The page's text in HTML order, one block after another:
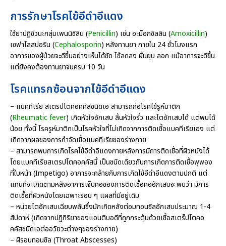
การรักษาโรคไข้อีดำอีแดง
ใช้ยาปฏิชีวนะกลุ่มเพนนิซิลิน (Penicillin) เช่น อะม็อกซิลลิน (Amoxicillin)
เซฟาโลสปอริน (Cephalosporin) หลังทานยา ภายใน 24 ชั่วโมงแรก
อาการของผู้ป่วยจะดีขึ้นอย่างเห็นได้ชัด ไข้ลดลง ผื่นยุบ ลอก แม้อาการจะดีขึ้น
แต่ยังคงต้องทานยาจนครบ 10 วัน
โรคแทรกซ้อนจากไข้อีดำอีแดง
– แบคทีเรีย สเตรปโตคอคคัสชนิดเอ สามารถก่อโรคไข้รูห์มาติก
(Rheumatic fever) เกิดหัวใจอักเสบ ลิ้นหัวใจรั่ว และไตอักเสบได้ แต่พบได้
น้อย ทั้งนี้ โรครูห์มาติกเป็นโรคหัวใจที่ไม่เกิดจากการติดเชื้อแบคทีเรียเอง แต่
เกิดจากผลของการกำจัดเชื้อแบคทีเรียของร่างกาย
– สามารถพบการเกิดโรคไข้อีดำอีแดงภายหลังการมีการติดเชื้อที่ผิวหนังได้
โดยแบคทีเรียสเตรปโตคอคคัสนี้ เป็นชนิดเดียวกับการเกิดการติดเชื้อพุพอง
ที่ใบหน้า (Impetigo) อาการจะคล้ายกับการเกิดไข้อีดำอีแดงตามปกติ แต่
แทนที่จะเกิดตามหลังอาการเจ็บคอของการติดเชื้อคออักเสบจะพบว่า มีการ
ติดเชื้อที่ผิวหนังโดยเฉพาะรอบ ๆ แผลที่มีอยู่เดิม
– หน่วยไตอักเสบเฉียบพลันซึ่งมักเกิดหลังต่อมทอนซิลอักเสบประมาณ 1-4
สัปดาห์ (เกิดจากปฏิกิริยาของแอนติบอดีที่ถูกกระตุ้นด้วยเชื้อสเตร็ปโตคอ
คคัสชนิดเอต่ออวัยวะต่างๆของร่างกาย)
– ฝีรอบทอนซิล (Throat Abscesses)